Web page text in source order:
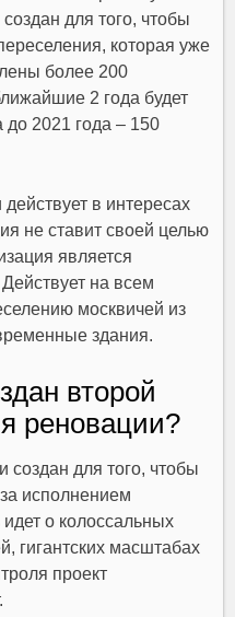
для того, чтобы
которая уже
более 200
2 года будет
до 2021 года – 150
в интересах
не ставит своей целью
является
на всем
москвичей из
здания.
второй
реновации?
создан для того, чтобы
исполнением
о колоссальных
гигантских масштабах
проект